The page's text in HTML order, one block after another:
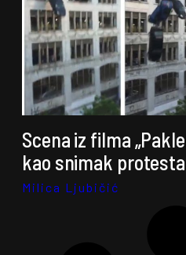
Scena iz filma
kao snimak
Milica Ljubičić